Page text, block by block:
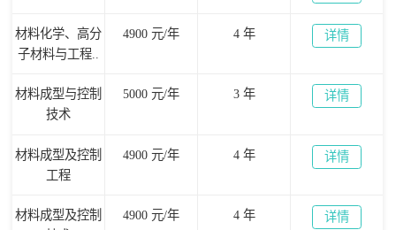
材料化学、高分
子材料与工程..
4900 元/年 4 年 详情
材料成型与控制
技术
5000 元/年 3 年 详情
材料成型及控制
工程
4900 元/年 4 年 详情
材料成型及控制
4900 元/年 4 年 详情